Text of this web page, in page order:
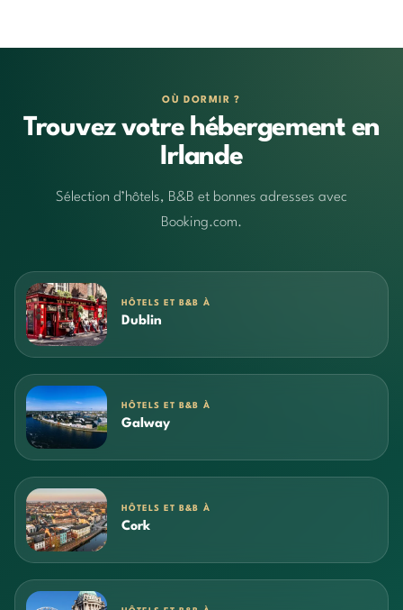
OÙ DORMIR ?
Trouvez votre hébergement en
Irlande
Sélection d’hôtels, B&B et bonnes adresses avec
Booking.com.
HÔTELS ET B&B À
Dublin
HÔTELS ET B&B À
Galway
HÔTELS ET B&B À
Cork